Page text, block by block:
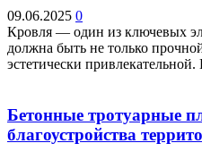
09.06.2025 0
Кровля — один из ключевых
должна быть не только
эстетически
Бетонные тротуарные
благоустройства